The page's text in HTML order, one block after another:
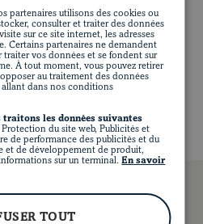
FACEBOOKINSTAGRAMPINTEREST
de jaune d’œuf.
ou jusqu’à ce que la
reposer 10 minutes et
PAR PORTION
31 g de lipides
4 g de sucre
partenaires utilisons des cookies ou
consulter et traiter des données
sur ce site internet, les adresses
Certains partenaires ne demandent
vos données et se fondent sur
À tout moment, vous pouvez retirer
au traitement des données
dans nos conditions
traitons les données suivantes
du site web, Publicités et
de performance des publicités et du
et de développement de produit,
sur un terminal. En savoir
TOUT